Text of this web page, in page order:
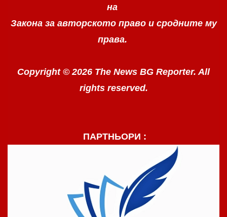
на
Закона за авторското право и сродните му
права.
Copyright © 2026 The News BG Reporter. All
rights reserved.
ПАРТНЬОРИ :